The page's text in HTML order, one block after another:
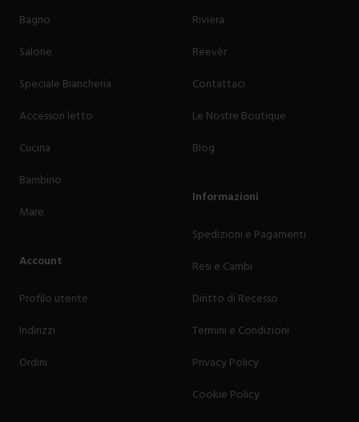
Bagno
Salone
Speciale Biancheria
Accessori letto
Cucina
Bambino
Mare
Account
Profilo utente
Indirizzi
Ordini
Riviera
Reevèr
Contattaci
Le Nostre Boutique
Blog
Informazioni
Spedizioni e Pagamenti
Resi e Cambi
Diritto di Recesso
Termini e Condizioni
Privacy Policy
Cookie Policy